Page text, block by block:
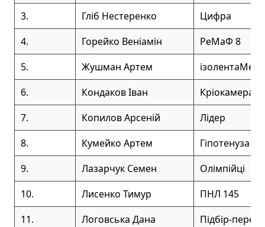
3.
Гліб Нестеренко
Цифра
4.
Горейко Веніамін
РеМаФ 8
5.
Жушман Артем
6.
Кондаков Іван
Кріокамера
7.
Копилов Арсеній
Лідер
8.
Кумейко Артем
Гіпотенуза
9.
Лазарчук Семен
Олімпійці
10.
Лисенко Тимур
ПНЛ 145
11.
Логовська Дана
Підбір-